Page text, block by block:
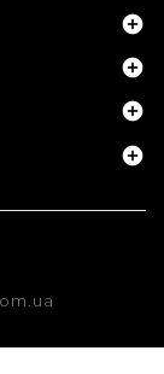



